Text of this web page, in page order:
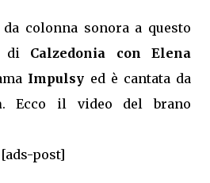
colonna sonora a questo
di Calzedonia con Elena
Impulsy ed è cantata da
. Ecco il video del brano
[ads-post]